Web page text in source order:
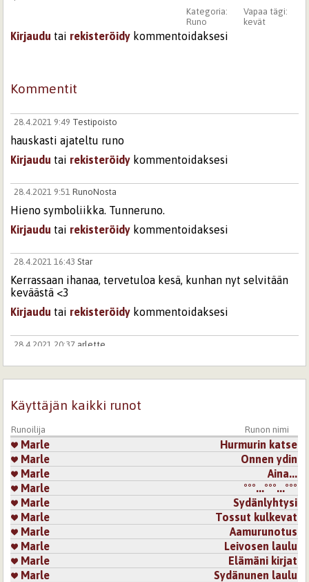
Vapaa tägi:
kevät
Kategoria:
Runo
Kirjaudu tai rekisteröidy kommentoidaksesi
Kommentit
28.4.2021 9:49 Testipoisto
hauskasti ajateltu runo
Kirjaudu tai rekisteröidy kommentoidaksesi
28.4.2021 9:51 RunoNosta
Hieno symboliikka. Tunneruno.
Kirjaudu tai rekisteröidy kommentoidaksesi
28.4.2021 16:43 Star
Kerrassaan ihanaa, tervetuloa kesä, kunhan nyt selvitään
keväästä <3
Kirjaudu tai rekisteröidy kommentoidaksesi
28.4.2021 20:37 arlette
Kirjaudutairekisteröidykommentoidaksesi
28.4.2021 21:22
Ihana! :)
Kirjaudutairekisteröidykommentoidaksesi
3.5.2021 19:56Oiva Utumaa
Hyvä, kivasti kirjoitettu. Pidän.
Kirjaudutairekisteröidykommentoidaksesi
Sivut
Käyttäjän kaikki runot
Runoilija Runon nimi
Marle
Hurmurin katse
Marle
Onnen ydin
Marle
​Aina...
Marle
°°°...°°°...°°°
Marle
Sydänlyhtysi
Marle
Tossut kulkevat
Marle
Aamurunotus
Marle
Leivosen laulu
Marle
Elämäni kirjat
Marle
Sydänunen laulu